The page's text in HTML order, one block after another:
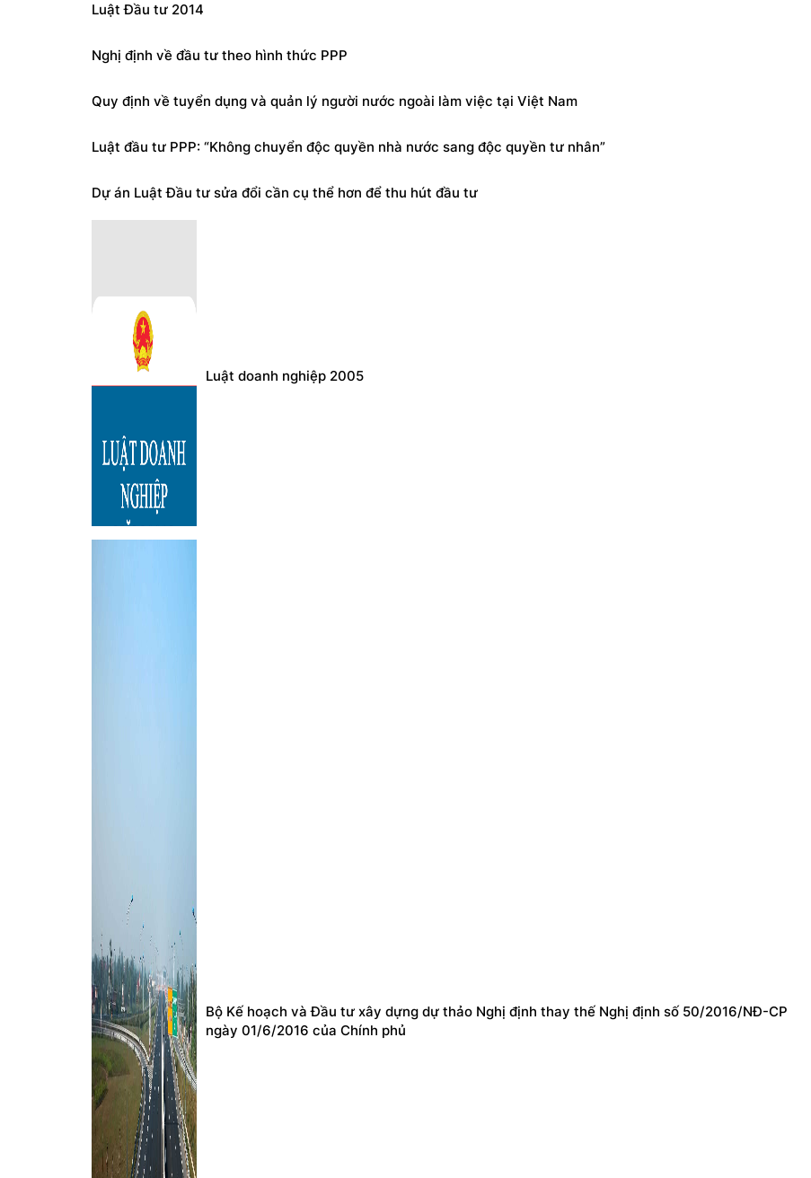
Luật Đầu tư 2014
Nghị định về đầu tư theo hình thức PPP
Quy định về tuyển dụng và quản lý người nước ngoài làm việc tại Việt Nam
Luật đầu tư PPP: “Không chuyển độc quyền nhà nước sang độc quyền tư nhân”
Dự án Luật Đầu tư sửa đổi cần cụ thể hơn để thu hút đầu tư
Luật doanh nghiệp 2005
Bộ Kế hoạch và Đầu tư xây dựng dự thảo Nghị định thay thế Nghị định số 50/2016/NĐ-CP
ngày 01/6/2016 của Chính phủ